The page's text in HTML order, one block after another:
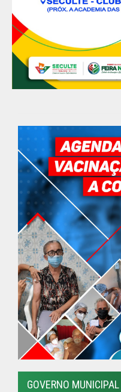
GOVERNO MUNICIPAL